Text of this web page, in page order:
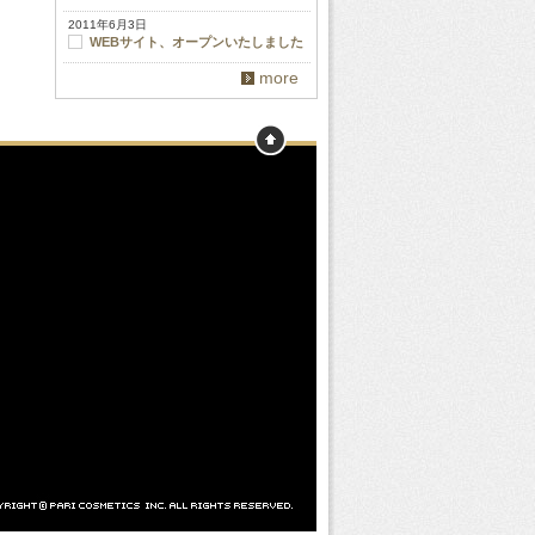
2011年6月3日
WEBサイト、オープンいたしました
more